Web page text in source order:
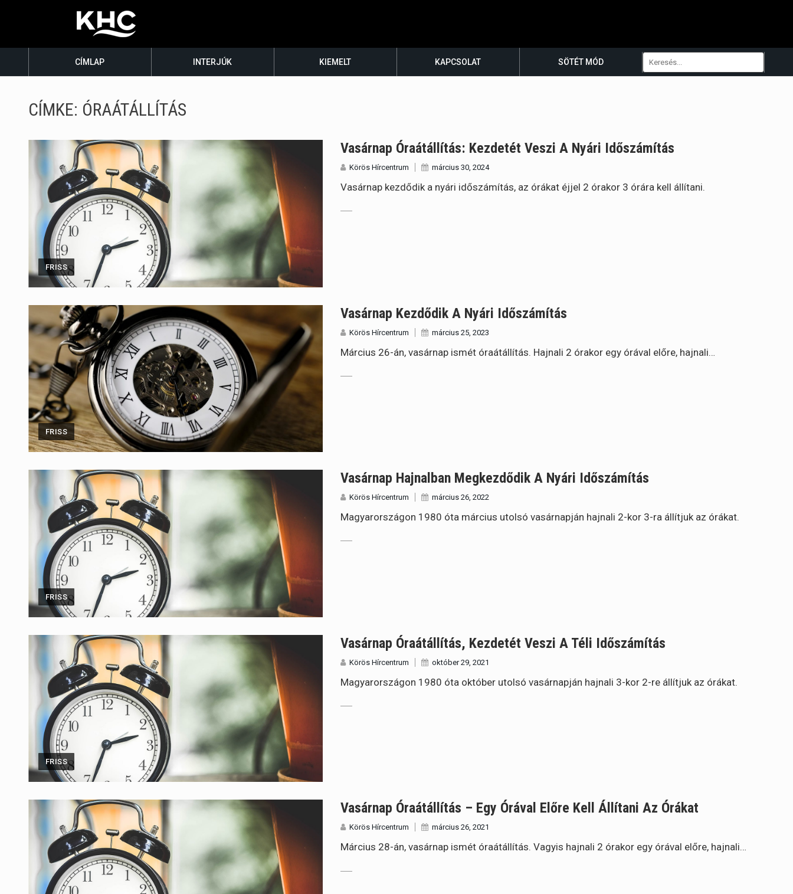
CÍMLAP INTERJÚK KIEMELT KAPCSOLAT SÖTÉT MÓD
CÍMKE: ÓRAÁTÁLLÍTÁS
FRISS
Vasárnap Óraátállítás: Kezdetét Veszi A Nyári Időszámítás
Körös Hírcentrum március 30, 2024
Vasárnap kezdődik a nyári időszámítás, az órákat éjjel 2 órakor 3 órára kell állítani.
FRISS
Vasárnap Kezdődik A Nyári Időszámítás
Körös Hírcentrum március 25, 2023
Március 26-án, vasárnap ismét óraátállítás. Hajnali 2 órakor egy órával előre, hajnali…
FRISS
Vasárnap Hajnalban Megkezdődik A Nyári Időszámítás
Körös Hírcentrum március 26, 2022
Magyarországon 1980 óta március utolsó vasárnapján hajnali 2-kor 3-ra állítjuk az órákat.
FRISS
Vasárnap Óraátállítás, Kezdetét Veszi A Téli Időszámítás
Körös Hírcentrum október 29, 2021
Magyarországon 1980 óta október utolsó vasárnapján hajnali 3-kor 2-re állítjuk az órákat.
Vasárnap Óraátállítás – Egy Órával Előre Kell Állítani Az Órákat
Körös Hírcentrum március 26, 2021
Március 28-án, vasárnap ismét óraátállítás. Vagyis hajnali 2 órakor egy órával előre, hajnali…